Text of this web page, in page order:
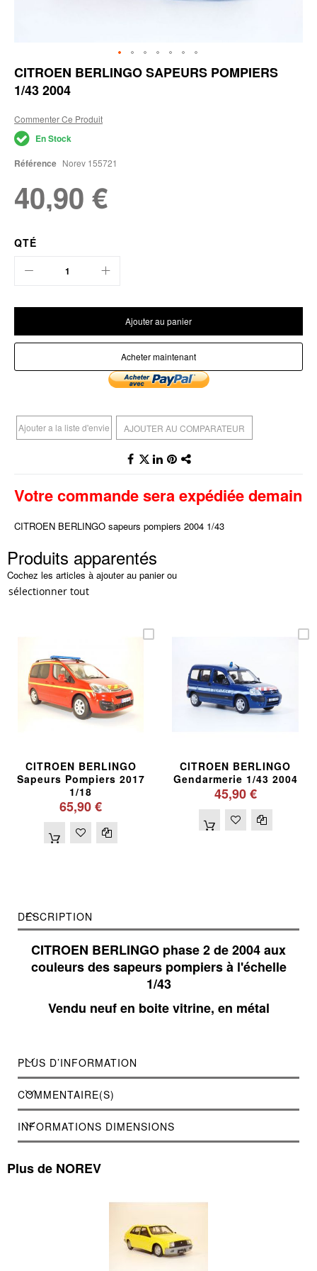
Skip
to
the
of
the
images
CITROEN BERLINGO SAPEURS POMPIERS
1/43 2004
Commenter Ce Produit
En Stock
Référence Norev 155721
40,90 €
QTÉ
Ajouter au panier
Acheter maintenant
Ajouter a la liste d'envie AJOUTER AU COMPARATEUR
Votre commande sera expédiée demain
CITROEN BERLINGO sapeurs pompiers 2004 1/43
Produits apparentés
Cochez les articles à ajouter au panier ou
sélectionner tout
CITROEN BERLINGO
Sapeurs Pompiers 2017
1/18
65,90 €
CITROEN BERLINGO
Gendarmerie 1/43 2004
45,90 €
DESCRIPTION
CITROEN BERLINGO phase 2 de 2004 aux
couleurs des sapeurs pompiers à l'échelle
1/43
Vendu neuf en boite vitrine, en métal
PLUS D’INFORMATION
COMMENTAIRE(S)
INFORMATIONS DIMENSIONS
Plus de NOREV